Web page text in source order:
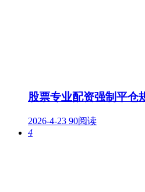
股票专业配资强制平仓
2026-4-23 90阅读
4